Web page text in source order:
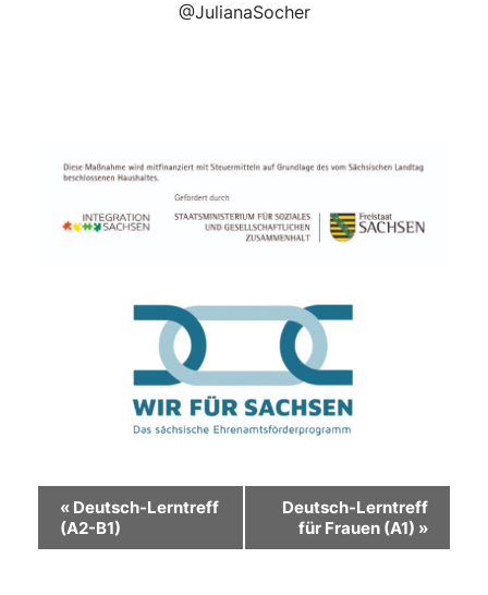
@JulianaSocher
Veranstaltung-
Navigation
« Deutsch-Lerntreff
(A2-B1)
Deutsch-Lerntreff
für Frauen (A1) »